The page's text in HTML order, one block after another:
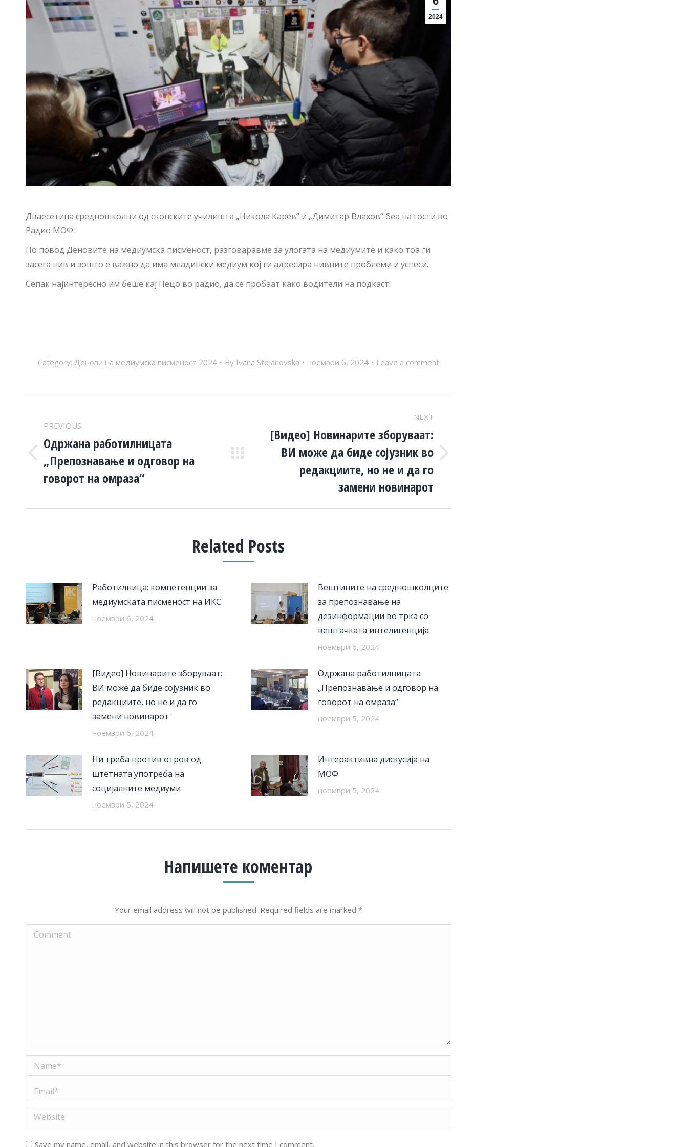
2024
Дваесетина средношколци од скопските училишта „Никола Карев“ и „Димитар Влахов“ беа на гости во
Радио МОФ.
По повод Деновите на медиумска писменост, разговаравме за улогата на медиумите и како тоа ги
засега нив и зошто е важно да има младински медиум кој ги адресира нивните проблеми и успеси.
Сепак најинтересно им беше кај Пецо во радио, да се пробаат како водители на подкаст.
Category: Денови на медиумска писменост 2024 By Ivana Stojanovska ноември 6, 2024 Leave a comment
NAVIGATION
PREVIOUS
Previous
post:
Одржана работилницата
„Препознавање и одговор на
говорот на омраза“
NEXT
[Видео] Новинарите зборуваат:
ВИ може да биде сојузник во
редакциите, но не и да го
замени новинарот
Related Posts
Работилница: компетенции за
медиумската писменост на ИКС
ноември 6, 2024
Вештините на средношколците
за препознавање на
дезинформации во трка со
вештачката интелигенција
ноември 6, 2024
[Видео] Новинарите зборуваат:
ВИ може да биде сојузник во
редакциите, но не и да го
замени новинарот
ноември 6, 2024
Одржана работилницата
„Препознавање и одговор на
говорот на омраза“
ноември 5, 2024
Ни треба против отров од
штетната употреба на
социјалните медиуми
ноември 5, 2024
Интерактивна дискусија на
МОФ
ноември 5, 2024
Напишете коментар
Your email address will not be published. Required fields are marked *
Comment
Name *
Email *
Website
Save my name, email, and website in this browser for the next time I comment.